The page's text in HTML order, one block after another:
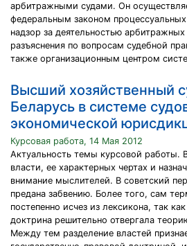
арбитражными судами. Он
федеральным законом
надзор за деятельностью
разъяснения по вопросам судебной
также организационным центром
Высший хозяйственный
Беларусь в системе
экономической
Курсовая работа, 14 Мая 2012
Актуальность темы курсовой работы.
власти, ее характерных чертах и
внимание мыслителей. В советский
предана забвению. Более того, сам
постепенно исчез из лексикона, так
доктрина решительно отвергала
Между тем разделение властей